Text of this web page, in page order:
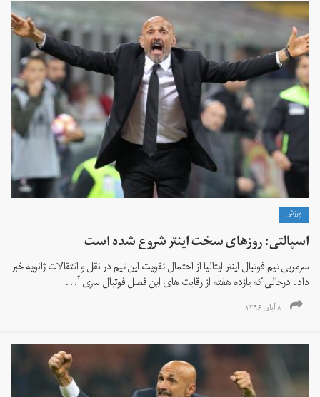
ورزش
اسپالتی: روزهای سخت اینتر شروع شده است
سرمربی تیم فوتبال اینتر ایتالیا از احتمال تقویت این تیم در نقل و انتقالات ژانویه خبر
داد. درحالی که یازده هفته از رقابت های این فصل فوتبال سری آ...
۸ آبان ۱۳۹۶